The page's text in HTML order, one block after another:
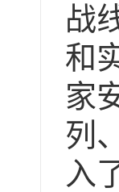
战
和
家
列
入